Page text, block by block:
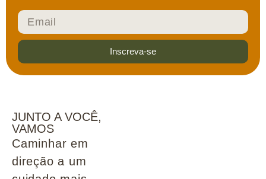
Inscreva-se
JUNTO A VOCÊ,
VAMOS
Caminhar em
direção a um